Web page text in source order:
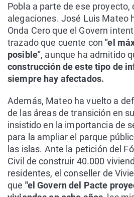
Pobla a parte de ese proyecto,
alegaciones. José Luis Mateo
Onda Cero que el Govern
trazado que cuente con "el
posible", aunque ha admitido
construcción de este tipo de
siempre hay afectados.
Además, Mateo ha vuelto a
de las áreas de transición en
insistido en la importancia de
para la ampliar el parque
las islas. Ante la petición del
Civil de construir 40.000
residentes, el conseller de
que "el Govern del Pacte